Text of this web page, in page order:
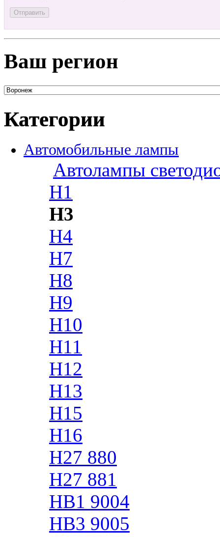
Ваш регион
Категории
Автомобильные лампы
Автолампы
H1
H3
H4
H7
H8
H9
H10
H11
H12
H13
H15
H16
H27 880
H27 881
HB1 9004
HB3 9005